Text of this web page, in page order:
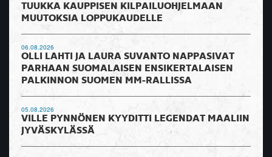
TUUKKA KAUPPISEN KILPAILUOHJELMAAN
MUUTOKSIA LOPPUKAUDELLE
06.08.2026
OLLI LAHTI JA LAURA SUVANTO NAPPASIVAT
PARHAAN SUOMALAISEN ENSIKERTALAISEN
PALKINNON SUOMEN MM-RALLISSA
05.08.2026
VILLE PYNNÖNEN KYYDITTI LEGENDAT MAALIIN
JYVÄSKYLÄSSÄ